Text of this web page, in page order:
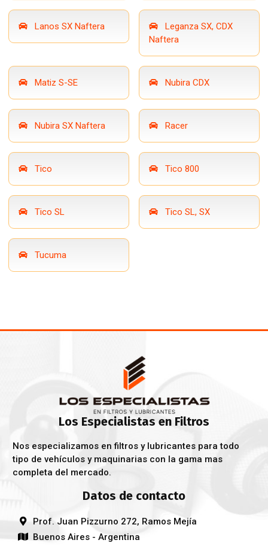
Lanos SX Naftera
Leganza SX, CDX
Naftera
Matiz S-SE Nubira CDX
Nubira SX Naftera Racer
Tico Tico 800
Tico SL Tico SL, SX
Tucuma
Los Especialistas en Filtros
Nos especializamos en filtros y lubricantes para todo
tipo de vehículos y maquinarias con la gama mas
completa del mercado.
Datos de contacto
Prof. Juan Pizzurno 272, Ramos Mejía
Buenos Aires - Argentina